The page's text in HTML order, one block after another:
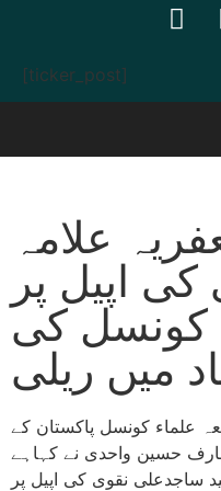
[ticker_post]
علامہ
اپیل پر
کونسل کی
میں ریلی
جولائی 2016ء ( )شیعہ علماء کونسل پاکستان کے
حسین واحدی نے کہاہے
ساجدعلی نقوی کی اپیل پر